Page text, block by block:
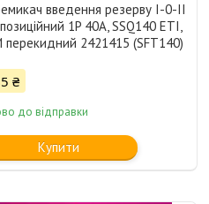
введення резерву I-0-II
1P 40А, SSQ140 ETI,
перекидний 2421415 (SFT140)
₴
до відправки
Купити